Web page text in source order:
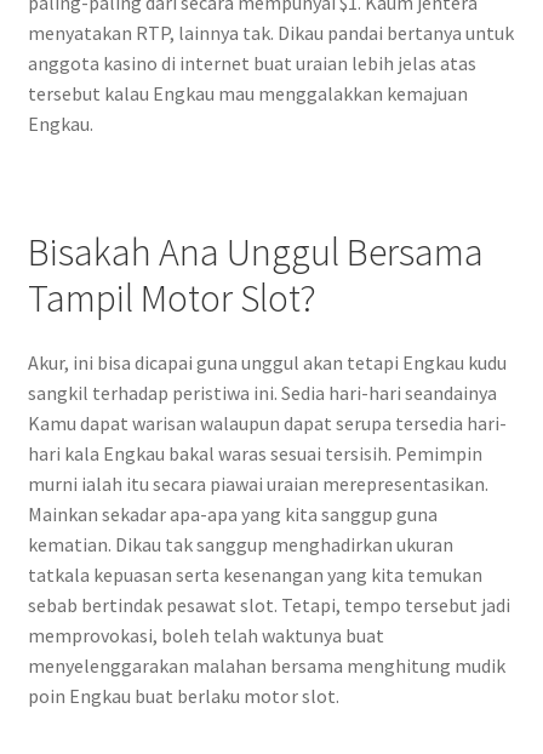
menyatakan RTP, lainnya tak. Dikau pandai bertanya untuk
anggota kasino di internet buat uraian lebih jelas atas
tersebut kalau Engkau mau menggalakkan kemajuan
Engkau.
Bisakah Ana Unggul Bersama
Tampil Motor Slot?
Akur, ini bisa dicapai guna unggul akan tetapi Engkau kudu
sangkil terhadap peristiwa ini. Sedia hari-hari seandainya
Kamu dapat warisan walaupun dapat serupa tersedia hari-
hari kala Engkau bakal waras sesuai tersisih. Pemimpin
murni ialah itu secara piawai uraian merepresentasikan.
Mainkan sekadar apa-apa yang kita sanggup guna
kematian. Dikau tak sanggup menghadirkan ukuran
tatkala kepuasan serta kesenangan yang kita temukan
sebab bertindak pesawat slot. Tetapi, tempo tersebut jadi
memprovokasi, boleh telah waktunya buat
menyelenggarakan malahan bersama menghitung mudik
poin Engkau buat berlaku motor slot.